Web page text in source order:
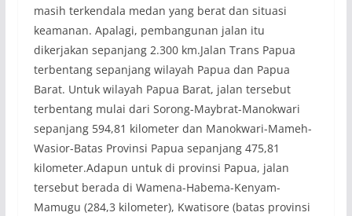
masih terkendala medan yang berat dan situasi
keamanan. Apalagi, pembangunan jalan itu
dikerjakan sepanjang 2.300 km.Jalan Trans Papua
terbentang sepanjang wilayah Papua dan Papua
Barat. Untuk wilayah Papua Barat, jalan tersebut
terbentang mulai dari Sorong-Maybrat-Manokwari
sepanjang 594,81 kilometer dan Manokwari-Mameh-
Wasior-Batas Provinsi Papua sepanjang 475,81
kilometer.Adapun untuk di provinsi Papua, jalan
tersebut berada di Wamena-Habema-Kenyam-
Mamugu (284,3 kilometer), Kwatisore (batas provinsi